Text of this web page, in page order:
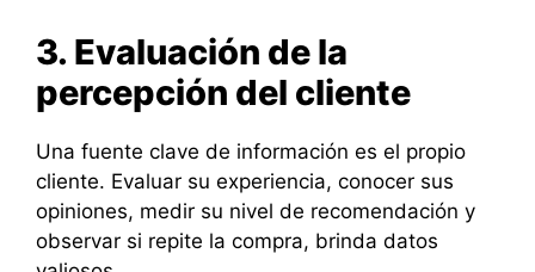
3. Evaluación de la
percepción del cliente
Una fuente clave de información es el propio
cliente. Evaluar su experiencia, conocer sus
opiniones, medir su nivel de recomendación y
observar si repite la compra, brinda datos